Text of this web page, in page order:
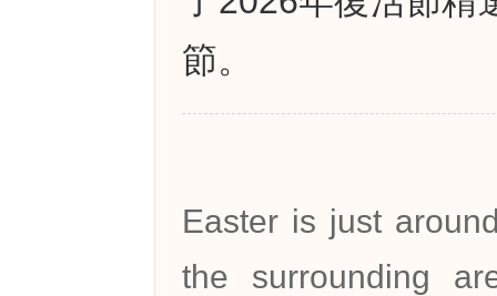
節。
Easter is just
the surrounding